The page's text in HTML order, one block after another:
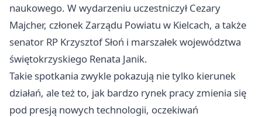
naukowego. W wydarzeniu uczestniczył Cezary
Majcher, członek Zarządu Powiatu w Kielcach, a także
senator RP Krzysztof Słoń i marszałek województwa
świętokrzyskiego Renata Janik.
Takie spotkania zwykle pokazują nie tylko kierunek
działań, ale też to, jak bardzo rynek pracy zmienia się
pod presją nowych technologii, oczekiwań